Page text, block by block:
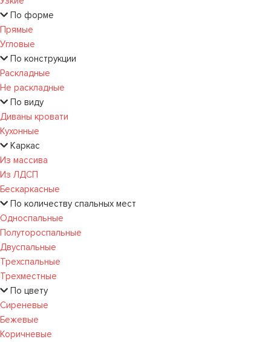
По форме
Прямые
Угловые
По конструкции
Раскладные
Не раскладные
По виду
Диваны кровати
Кухонные
Каркас
Из массива
Из ЛДСП
Бескаркасные
По количеству спальных мест
Односпальные
Полутороспальные
Двуспальные
Трехспальные
Трехместные
По цвету
Сиреневые
Бежевые
Коричневые